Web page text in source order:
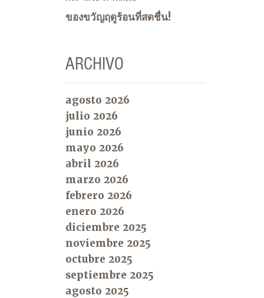
ของขวัญฤดูร้อนที่สดชื่น!
ARCHIVO
agosto 2026
julio 2026
junio 2026
mayo 2026
abril 2026
marzo 2026
febrero 2026
enero 2026
diciembre 2025
noviembre 2025
octubre 2025
septiembre 2025
agosto 2025